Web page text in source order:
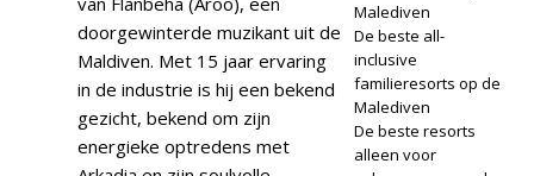
doorgewinterde muzikant uit de
Maldiven. Met 15 jaar ervaring
in de industrie is hij een bekend
gezicht, bekend om zijn
energieke optredens met
Malediven
De beste all-
inclusive
familieresorts op de
Malediven
De beste resorts
alleen voor